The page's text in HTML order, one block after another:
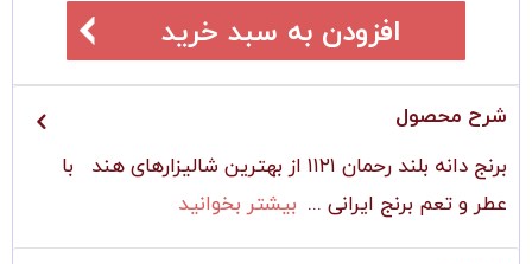
افزودن به سبد خرید
شرح محصول
برنج دانه بلند رحمان ۱۱۲۱ از بهترین شالیزارهای هند با
عطر و تعم برنج ایرانی ... بیشتر بخوانید